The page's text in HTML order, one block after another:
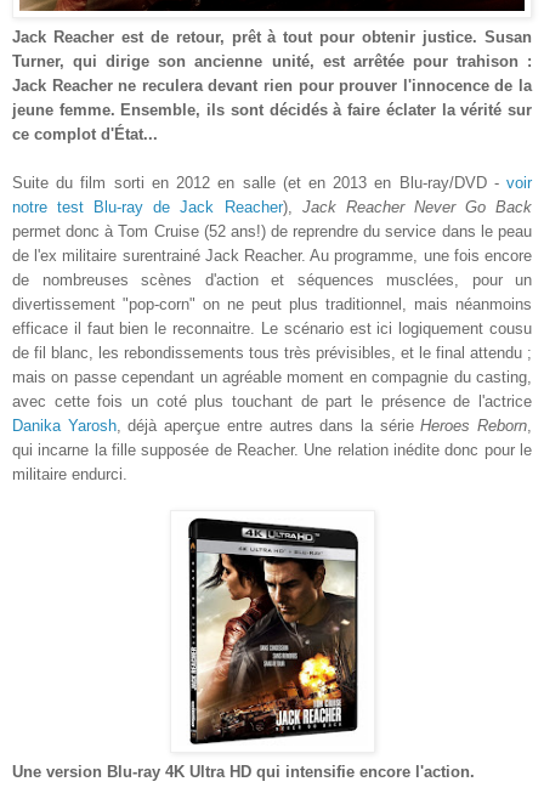
Jack Reacher est de retour, prêt à tout pour obtenir justice. Susan
Turner, qui dirige son ancienne unité, est arrêtée pour trahison :
Jack Reacher ne reculera devant rien pour prouver l'innocence de la
jeune femme. Ensemble, ils sont décidés à faire éclater la vérité sur
ce complot d'État...
Suite du film sorti en2012 en salle (et en 2013 en Blu-ray/DVD-voir
notre test Blu-ray de Jack Reacher), Jack Reacher Never Go Back
permet donc à Tom Cruise (52 ans!) de reprendre du service dans le peau
de l'ex militaire surentrainé Jack Reacher. Au programme, une fois encore
de nombreuses scènes d'action et séquences musclées, pour un
divertissement "pop-corn" on ne peut plus traditionnel, mais néanmoins
efficace il faut bien le reconnaitre. Le scénario est ici logiquement cousu
de fil blanc, les rebondissements tous très prévisibles, et le final attendu ;
mais on passe cependant un agréable moment en compagnie du casting,
avec cette fois un coté plus touchant de part le présence de l 'actrice
Danika Yarosh, déjàaperçue entre autres dans la sérieHeroes Reborn,
qui incarne la fillesupposée de Reacher. Une relation inédite donc pour le
militaire endurci.
Une version Blu-ray 4K Ultra HD qui intensifie encore l'action.